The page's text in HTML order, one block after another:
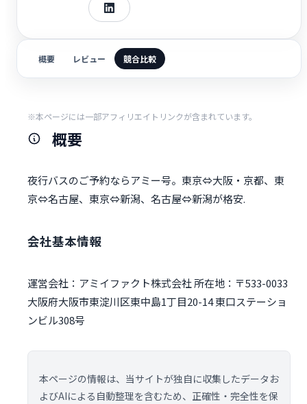
概要 レビュー 競合比較
※本ページには一部アフィリエイトリンクが含まれています。
概要
夜行バスのご予約ならアミー号。東京⇔大阪・京都、東
京⇔名古屋、東京⇔新潟、名古屋⇔新潟が格安.
会社基本情報
運営会社：アミイファクト株式会社 所在地：〒533-0033
大阪府大阪市東淀川区東中島1丁目20-14 東口ステーショ
ンビル308号
本ページの情報は、当サイトが独自に収集したデータお
よびAIによる自動整理を含むため、正確性・完全性を保